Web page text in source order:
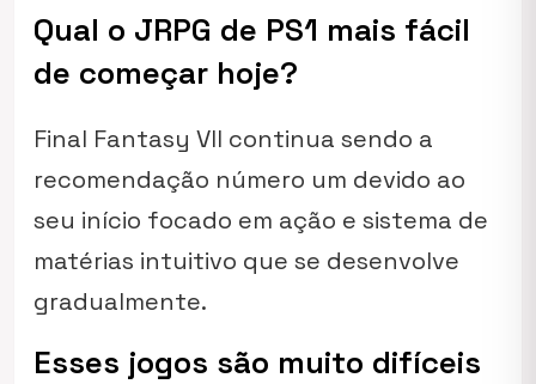
Qual o JRPG de PS1 mais fácil
de começar hoje?
Final Fantasy VII continua sendo a
recomendação número um devido ao
seu início focado em ação e sistema de
matérias intuitivo que se desenvolve
gradualmente.
Esses jogos são muito difíceis